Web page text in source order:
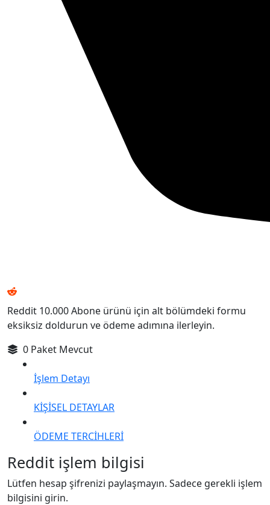
Reddit 10.000 Abone ürünü için alt bölümdeki formu
eksiksiz doldurun ve ödeme adımına ilerleyin.
0 Paket Mevcut
İşlem Detayı
KİŞİSEL DETAYLAR
ÖDEME TERCİHLERİ
Reddit işlem bilgisi
Lütfen hesap şifrenizi paylaşmayın. Sadece gerekli işlem
bilgisini girin.